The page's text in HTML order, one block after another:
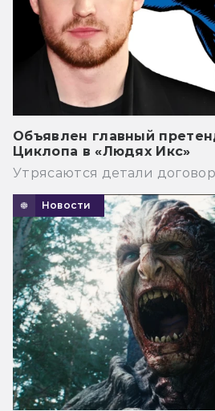
Объявлен главный
Циклопа в «Людях Икс»
Утрясаются детали
Новости